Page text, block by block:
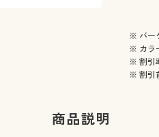
※ バー
※ カラ
※ 割引
※ 割引
商品説明